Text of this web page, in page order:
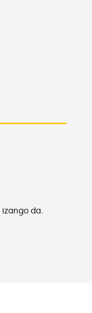
izango da.